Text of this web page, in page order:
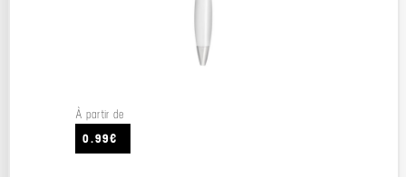
À partir de
0.99€